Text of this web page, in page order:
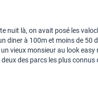
nuit là, on avait posé les
diner à 100m et moins de 50
un vieux monsieur au look
des parcs les plus connus